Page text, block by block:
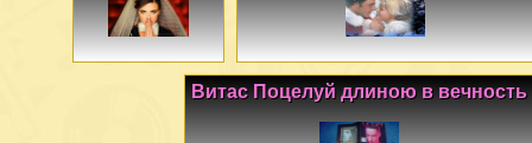
Витас Поцелуй длиною в вечность